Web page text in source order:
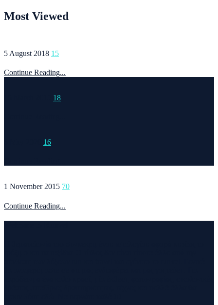
Most Viewed
5 August 2018 15
Continue Reading...
18
16
1 November 2015 70
Continue Reading...